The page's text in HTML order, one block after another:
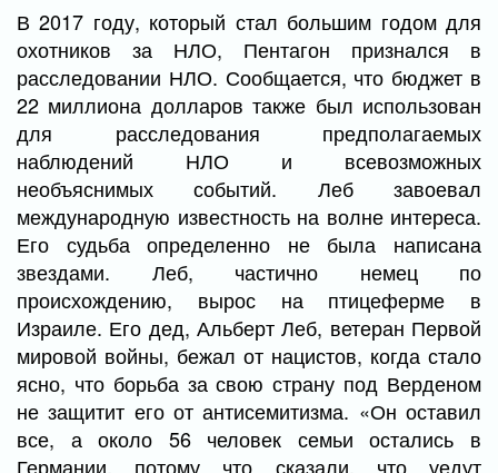
В 2017 году, который стал большим годом для
охотников за НЛО, Пентагон признался в
расследовании НЛО. Сообщается, что бюджет в
22 миллиона долларов также был использован
для расследования предполагаемых
наблюдений НЛО и всевозможных
необъяснимых событий. Леб завоевал
международную известность на волне интереса.
Его судьба определенно не была написана
звездами. Леб, частично немец по
происхождению, вырос на птицеферме в
Израиле. Его дед, Альберт Леб, ветеран Первой
мировой войны, бежал от нацистов, когда стало
ясно, что борьба за свою страну под Верденом
не защитит его от антисемитизма. «Он оставил
все, а около 56 человек семьи остались в
Германии, потому что сказали, что уедут